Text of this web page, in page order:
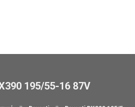
195/55-16 87V